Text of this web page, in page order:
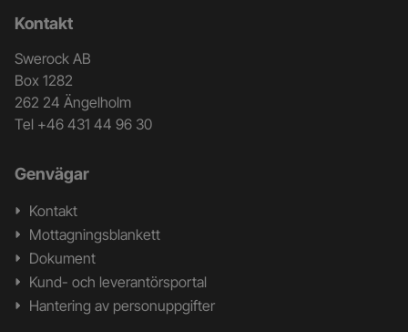
Kontakt
Swerock AB
Box 1282
262 24 Ängelholm
Tel +46 431 44 96 30
Genvägar
Kontakt
Mottagningsblankett
Dokument
Kund- och leverantörsportal
Hantering av personuppgifter